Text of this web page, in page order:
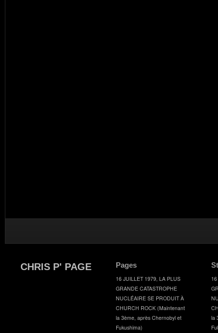
CHRIS P' PAGE Pages
16 JUILLET 1979, LA PLUS
GRANDE CATASTROPHE
NUCLÉAIRE SE PRODUIT À
CHURCH ROCK (Maintenant
la 3ème, après Chernobyl et
Fukushima)
la